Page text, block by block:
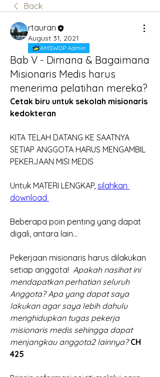
Back
rtauran
August 31, 2021
AMSWOP Admin
Bab V - Dimana & Bagaimana
Misionaris Medis harus
menerima pelatihan mereka?
Cetak biru untuk sekolah misionaris
kedokteran
KITA TELAH DATANG KE SAATNYA
SETIAP ANGGOTA HARUS MENGAMBIL
PEKERJAAN MISI MEDIS
Untuk MATERI LENGKAP, silahkan
download
Beberapa poin penting yang dapat
digali, antara lain...
Pekerjaan misionaris harus dilakukan
setiap anggota! Apakah nasihat ini
mendapatkan perhatian seluruh
Anggota? Apa yang dapat saya
lakukan agar saya lebih dahulu
menghidupkan tugas pekerja
misionaris medis sehingga dapat
menjangkau anggota2 lainnya? CH
425